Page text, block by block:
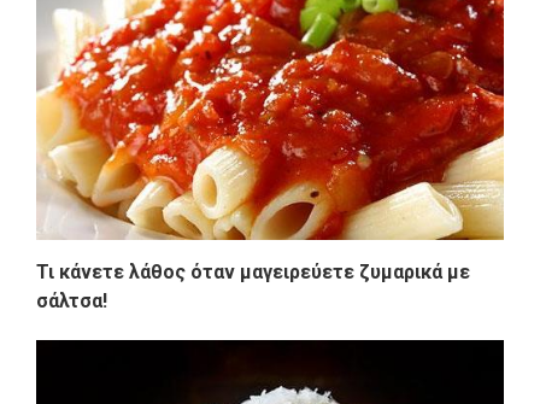
Τι κάνετε λάθος όταν μαγειρεύετε ζυμαρικά με
σάλτσα!